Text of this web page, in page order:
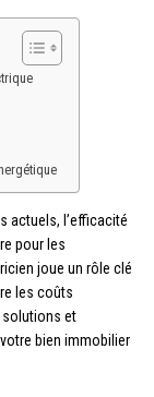
actuels, l’efficacité
pour les
joue un rôle clé
les coûts
solutions et
bien immobilier